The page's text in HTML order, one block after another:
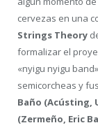
cervezas en una
Strings Theory
formalizar el
«nyigu nyigu
semicorcheas y
Baño (Acústing,
(Zermeño, Eric